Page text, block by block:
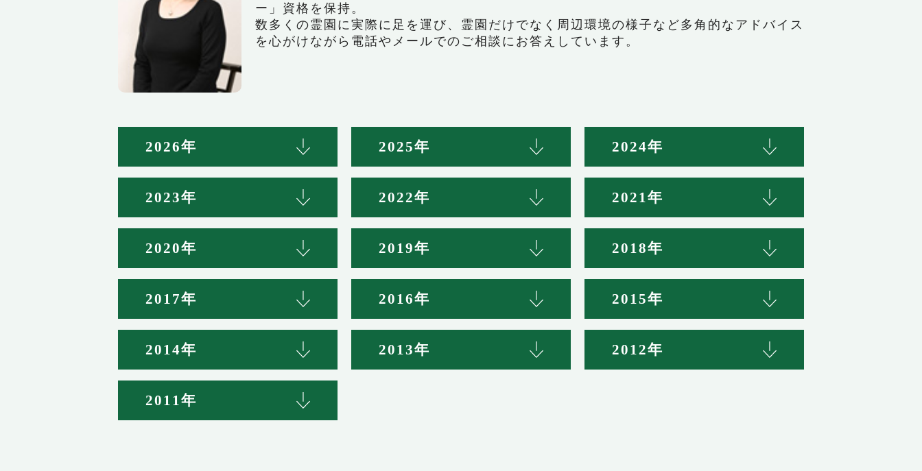
ー」資格を保持。
数多くの霊園に実際に足を運び、霊園だけでなく周辺環境の様子など多角的なアドバイス
を心がけながら電話やメールでのご相談にお答えしています。
2026年 2025年 2024年
2023年 2022年 2021年
2020年 2019年 2018年
2017年 2016年 2015年
2014年 2013年 2012年
2011年